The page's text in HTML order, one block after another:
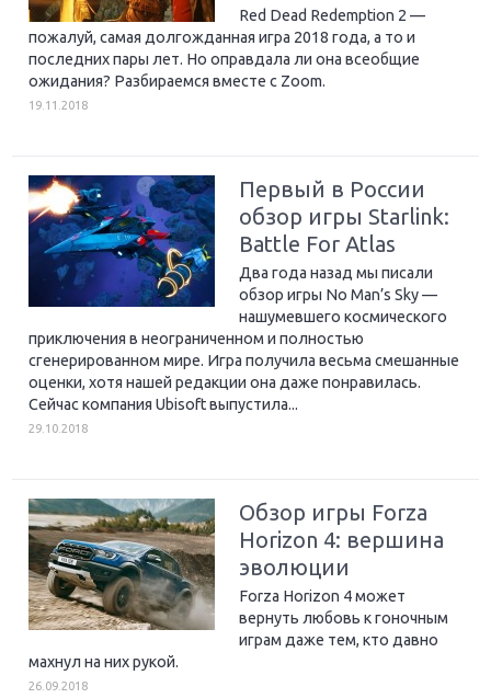
Red Dead Redemption 2 —
пожалуй, самая долгожданная игра 2018 года, а то и
последних пары лет. Но оправдала ли она всеобщие
ожидания? Разбираемся вместе с Zoom.
19.11.2018
Первый в России
обзор игры Starlink:
Battle For Atlas
Два года назад мы писали
обзор игры No Man’s Sky —
нашумевшего космического
приключения в неограниченном и полностью
сгенерированном мире. Игра получила весьма смешанные
оценки, хотя нашей редакции она даже понравилась.
Сейчас компания Ubisoft выпустила...
29.10.2018
Обзор игры Forza
Horizon 4: вершина
эволюции
Forza Horizon 4 может
вернуть любовь к гоночным
играм даже тем, кто давно
махнул на них рукой.
26.09.2018